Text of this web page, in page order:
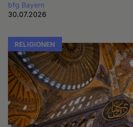
bfg Bayern
30.07.2026
RELIGIONEN